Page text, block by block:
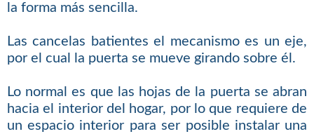
la forma más sencilla.
Las cancelas batientes el mecanismo es un eje,
por el cual la puerta se mueve girando sobre él.
Lo normal es que las hojas de la puerta se abran
hacia el interior del hogar, por lo que requiere de
un espacio interior para ser posible instalar una